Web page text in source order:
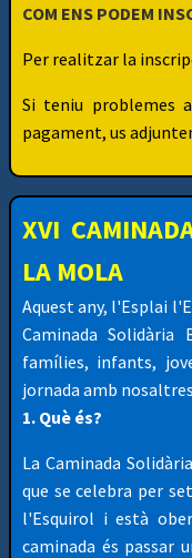
COM ENS PODEM
Per realitzar la
Si teniu problemes
pagament, us
XVI
LA MOLA
Aquest any, l'Esplai
Caminada
famílies, infants,
jornada amb
1. Què és?
La Caminada
que se celebra per
l'Esquirol i està
caminada és passar